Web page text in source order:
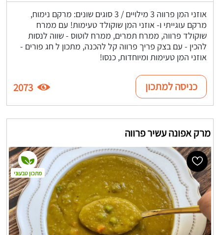
אוזני המן פרווה 3 מילויים / 3 סוגים שונים: מרקם נימוח,
מרקם עוגייתי ו- אוזני המן שוקולד טעימות! עם ממרח
שוקולד פרווה, ממרח תמרים, ממרח לוטוס - שווה לנסות
להכין - עם בצק פריך פרווה קל להכנה, מתכון ל חג פורים -
אוזני המן טעימות ומיוחדות, כנסו!
כניסה למתכון 2073
מרק אפונה עשיר פרווה
מתכון טבעוני